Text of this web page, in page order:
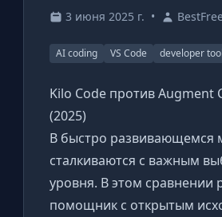
3 июня 2025 г. •
AI coding VS Code developer
Kilo Code против
(2025)
В быстро развивающемся
сталкиваются с важным
уровня. В этом сравнении
помощник с открытым